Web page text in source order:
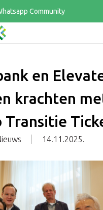
Community
en
krachten
Transitie
14.11.2025.